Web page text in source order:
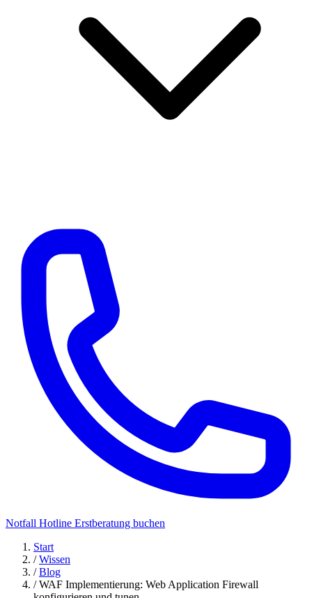
Notfall Hotline Erstberatung buchen
Start
/ Wissen
/ Blog
/ WAF Implementierung: Web Application Firewall